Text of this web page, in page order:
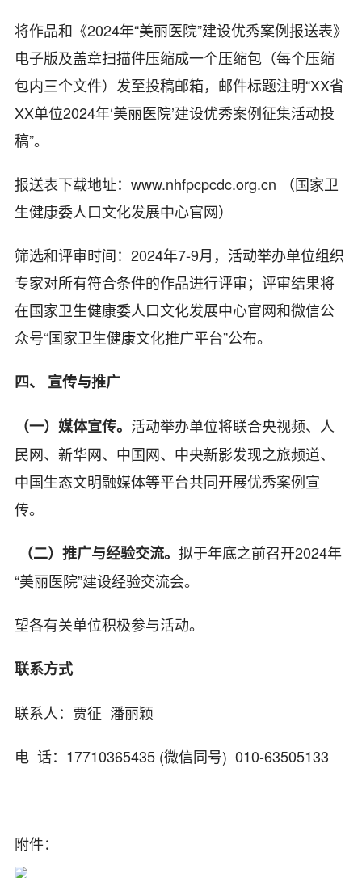
将作品和《2024年“美丽医院”建设优秀案例报送表》
电子版及盖章扫描件压缩成一个压缩包（每个压缩
包内三个文件）发至投稿邮箱，邮件标题注明“XX省
XX单位2024年‘美丽医院’建设优秀案例征集活动投
稿”。
报送表下载地址： www.nhfpcpcdc.org.cn
（国家卫
生健康委人口文化发展中心官网）
筛选和评审时间：2024年7-9月，活动举办单位组织
专家对所有符合条件的作品进行评审；评审结果将
在国家卫生健康委人口文化发展中心官网和微信公
众号“国家卫生健康文化推广平台”公布。
四、 宣传与推广
（一）媒体宣传。 活动举办单位将联合央视频、人
民网、新华网、中国网、中央新影发现之旅频道、
中国生态文明融媒体等平台共同开展优秀案例宣
传。
（二）推广与经验交流。 拟于年底之前召开2024年
“美丽医院”建设经验交流会。
望各有关单位积极参与活动。
联系方式
联系人：贾征 潘丽颖
电 话：17710365435 (微信同号) 010-63505133
附件：